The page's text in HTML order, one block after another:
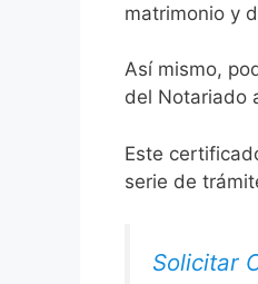
matrimonio y
Así mismo,
del Notariado
Este
serie de
Solicitar